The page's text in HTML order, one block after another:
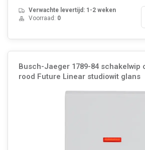
Verwachte levertijd: 1-2 weken
Voorraad: 0
Busch-Jaeger 1789-84
rood Future Linear studiowit glans